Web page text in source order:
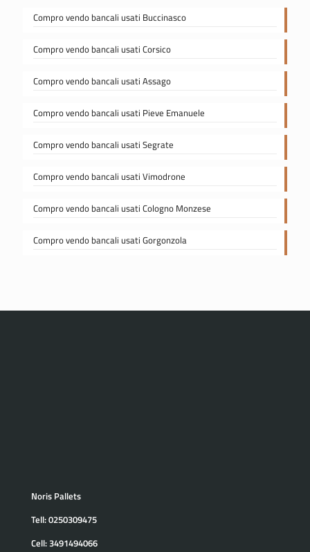
Compro vendo bancali usati Buccinasco
Compro vendo bancali usati Corsico
Compro vendo bancali usati Assago
Compro vendo bancali usati Pieve Emanuele
Compro vendo bancali usati Segrate
Compro vendo bancali usati Vimodrone
Compro vendo bancali usati Cologno Monzese
Compro vendo bancali usati Gorgonzola
Noris Pallets
Tell:0250309475
Cell:3491494066